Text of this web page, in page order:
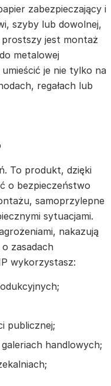
zabezpieczający i
szyby lub dowolnej,
prostszy jest montaż
metalowej
je nie tylko na
regałach lub
To produkt, dzięki
o bezpieczeństwo
samoprzylepne
sytuacjami.
nakazują
zasadach
wykorzystasz:
publicznej;
handlowych;